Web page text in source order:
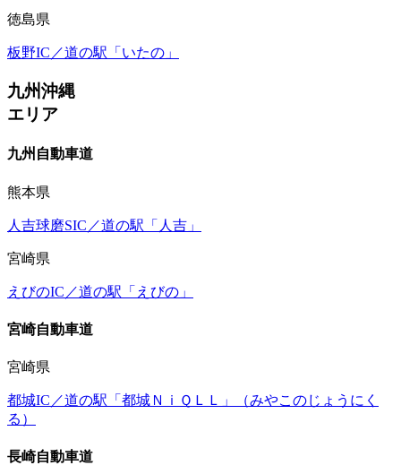
徳島県
板野IC／道の駅「いたの」
九州沖縄
エリア
九州自動車道
熊本県
人吉球磨SIC／道の駅「人吉」
宮崎県
えびのIC／道の駅「えびの」
宮崎自動車道
宮崎県
都城IC／道の駅「都城ＮｉＱＬＬ」（みやこのじょうにく
る）
長崎自動車道